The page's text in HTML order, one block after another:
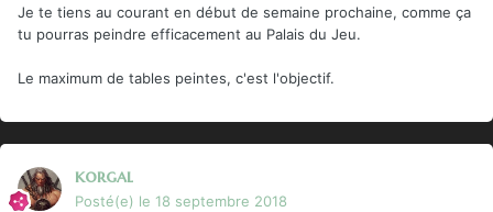
Je te tiens au courant en début de semaine prochaine, comme ça
tu pourras peindre efficacement au Palais du Jeu.
Le maximum de tables peintes, c'est l'objectif.
korgal
Posté(e) le 18 septembre 2018